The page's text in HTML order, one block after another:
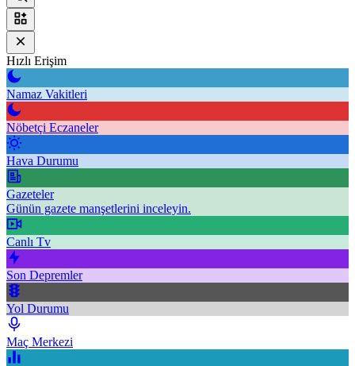
Hızlı Erişim
Namaz Vakitleri
Nöbetçi Eczaneler
Hava Durumu
Gazeteler
Günün gazete manşetlerini inceleyin.
Canlı Tv
Son Depremler
Yol Durumu
Maç Merkezi